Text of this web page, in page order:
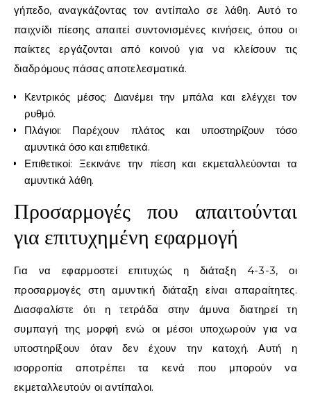
γήπεδο, αναγκάζοντας τον αντίπαλο σε λάθη. Αυτό το
παιχνίδι πίεσης απαιτεί συντονισμένες κινήσεις, όπου οι
παίκτες εργάζονται από κοινού για να κλείσουν τις
διαδρόμους πάσας αποτελεσματικά.
Κεντρικός μέσος: Διανέμει την μπάλα και ελέγχει τον
ρυθμό.
Πλάγιοι: Παρέχουν πλάτος και υποστηρίζουν τόσο
αμυντικά όσο και επιθετικά.
Επιθετικοί: Ξεκινάνε την πίεση και εκμεταλλεύονται τα
αμυντικά λάθη.
Προσαρμογές που απαιτούνται
για επιτυχημένη εφαρμογή
Για να εφαρμοστεί επιτυχώς η διάταξη 4-3-3, οι
προσαρμογές στη αμυντική διάταξη είναι απαραίτητες.
Διασφαλίστε ότι η τετράδα στην άμυνα διατηρεί τη
συμπαγή της μορφή ενώ οι μέσοι υποχωρούν για να
υποστηρίξουν όταν δεν έχουν την κατοχή. Αυτή η
ισορροπία αποτρέπει τα κενά που μπορούν να
εκμεταλλευτούν οι αντίπαλοι.